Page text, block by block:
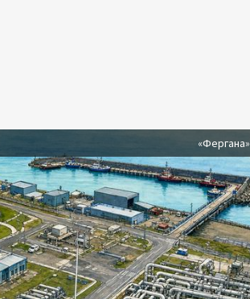
«Фергана»